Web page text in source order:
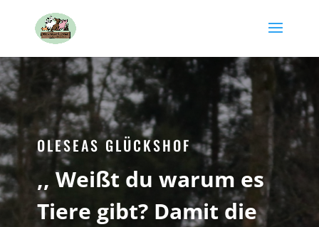
OLESEAS GLÜCKSHOF
‚, Weißt du warum es
Tiere gibt? Damit die